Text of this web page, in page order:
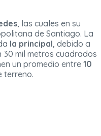
, las cuales en su
de Santiago. La
la principal, debido a
30 mil metros cuadrados
un promedio entre10
terreno.